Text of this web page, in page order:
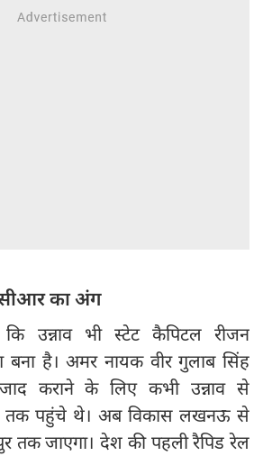
का अंग
उन्नाव भी स्टेट कैपिटल रीजन
है। अमर नायक वीर गुलाब सिंह
कराने के लिए कभी उन्नाव से
पहुंचे थे। अब विकास लखनऊ से
तक जाएगा। देश की पहली रैपिड रेल